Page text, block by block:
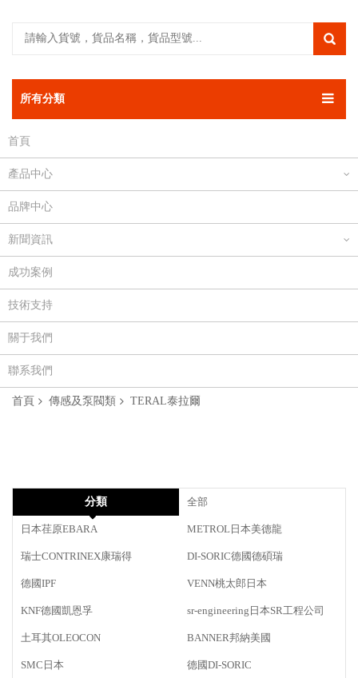
所有分類
首頁
產品中心
品牌中心
新聞資訊
成功案例
技術支持
關于我們
聯系我們
首頁 傳感及泵閥類 TERAL泰拉爾
分類 全部
日本荏原EBARA METROL日本美德龍
瑞士CONTRINEX康瑞得 DI-SORIC德國德碩瑞
德國IPF VENN桃太郎日本
KNF德國凱恩孚 sr-engineering日本SR工程公司
土耳其OLEOCON BANNER邦納美國
SMC日本 德國DI-SORIC